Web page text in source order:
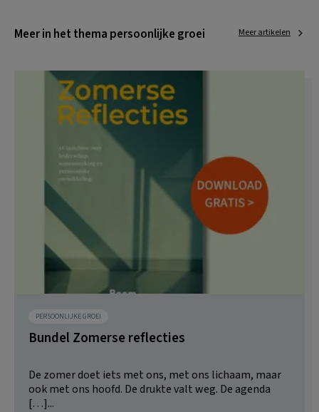
Meer in het thema persoonlijke groei Meer artikelen
PERSOONLIJKE GROEI
Bundel Zomerse reflecties
De zomer doet iets met ons, met ons lichaam, maar
ook met ons hoofd. De drukte valt weg. De agenda
[…]...